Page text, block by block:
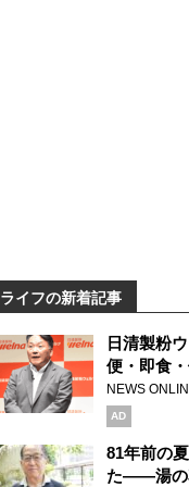
ライフの新着記事
日清製粉
便・即食
展開 「マ
ブランドを
NEWS
AD
81年前の
た――湯の